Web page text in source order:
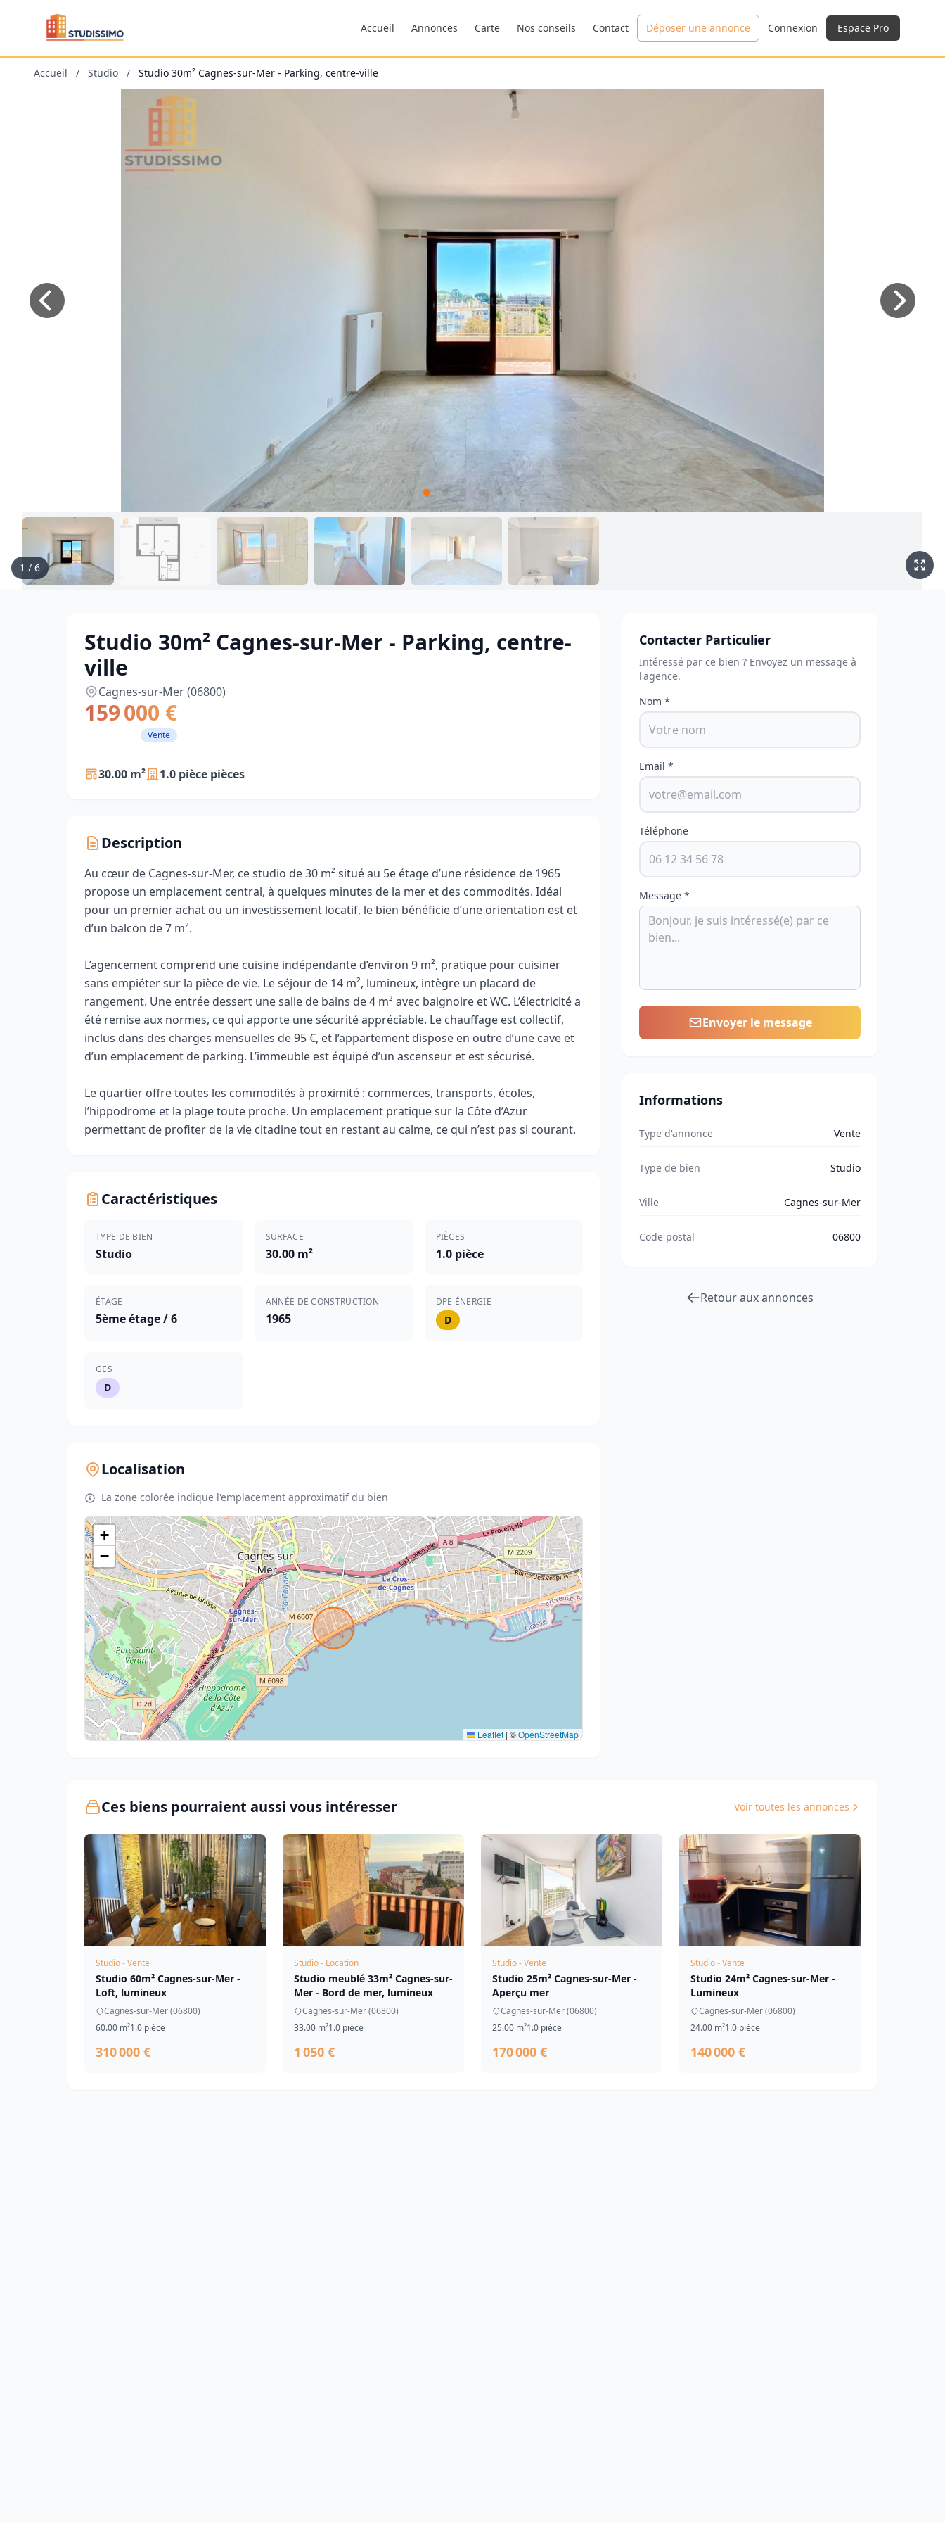
Accueil Annonces Carte Nos conseils Contact Déposer une annonce Connexion Espace Pro
Accueil / Studio / Studio 30m² Cagnes-sur-Mer - Parking, centre-ville
1 / 6
Studio 30m² Cagnes-sur-Mer - Parking, centre-
ville
Cagnes-sur-Mer (06800)
159 000 €
Vente
30.00 m² 1.0 pièce pièces
Description
Au cœur de Cagnes-sur-Mer, ce studio de 30 m² situé au 5e étage d’une résidence de 1965
propose un emplacement central, à quelques minutes de la mer et des commodités. Idéal
pour un premier achat ou un investissement locatif, le bien bénéficie d’une orientation est et
d’un balcon de 7 m².
L’agencement comprend une cuisine indépendante d’environ 9 m², pratique pour cuisiner
sans empiéter sur la pièce de vie. Le séjour de 14 m², lumineux, intègre un placard de
rangement. Une entrée dessert une salle de bains de 4 m² avec baignoire et WC. L’électricité a
été remise aux normes, ce qui apporte une sécurité appréciable. Le chauffage est collectif,
inclus dans des charges mensuelles de 95 €, et l’appartement dispose en outre d’une cave et
d’un emplacement de parking. L’immeuble est équipé d’un ascenseur et est sécurisé.
Le quartier offre toutes les commodités à proximité : commerces, transports, écoles,
l’hippodrome et la plage toute proche. Un emplacement pratique sur la Côte d’Azur
permettant de profiter de la vie citadine tout en restant au calme, ce qui n’est pas si courant.
Caractéristiques
TYPE DE BIEN
Studio
SURFACE
30.00 m²
PIÈCES
1.0 pièce
ÉTAGE
5ème étage / 6
ANNÉE DE CONSTRUCTION
1965
DPE ÉNERGIE
D
GES
D
Localisation
La zone colorée indique l'emplacement approximatif du bien
+
−
Leaflet | ©OpenStreetMap
Contacter Particulier
Intéressé par ce bien ? Envoyez un message à
l'agence.
Nom *
Email *
Téléphone
Message *
Envoyer le message
Informations
Type d'annonce Vente
Type de bien Studio
Ville Cagnes-sur-Mer
Code postal 06800
Retour aux annonces
Ces biens pourraient aussi vous intéresser Voir toutes les annonces
Studio - Vente
Studio 60m² Cagnes-sur-Mer -
Loft, lumineux
Cagnes-sur-Mer (06800)
60.00 m²1.0 pièce
310 000 €
Studio - Location
Studio meublé 33m² Cagnes-sur-
Mer - Bord de mer, lumineux
Cagnes-sur-Mer (06800)
33.00 m²1.0 pièce
1 050 €
Studio - Vente
Studio 25m² Cagnes-sur-Mer -
Aperçu mer
Cagnes-sur-Mer (06800)
25.00 m²1.0 pièce
170 000 €
Studio - Vente
Studio 24m² Cagnes-sur-Mer -
Lumineux
Cagnes-sur-Mer (06800)
24.00 m²1.0 pièce
140 000 €